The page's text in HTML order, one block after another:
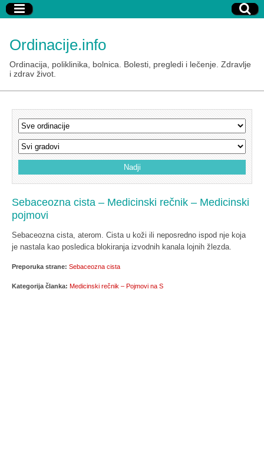
Ordinacije.info
Ordinacija, poliklinika, bolnica. Bolesti, pregledi i lečenje. Zdravlje
i zdrav život.
Sebaceozna cista – Medicinski rečnik – Medicinski
pojmovi
Sebaceozna cista, aterom. Cista u koži ili neposredno ispod nje koja
je nastala kao posledica blokiranja izvodnih kanala lojnih žlezda.
Preporuka strane: Sebaceozna cista
Kategorija članka: Medicinski rečnik – Pojmovi na S